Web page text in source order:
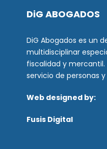
DiG ABOGADOS
DiG Abogados es un
multidisciplinar
fiscalidad y mercantil.
servicio de personas
Web designed by:
Fusis Digital